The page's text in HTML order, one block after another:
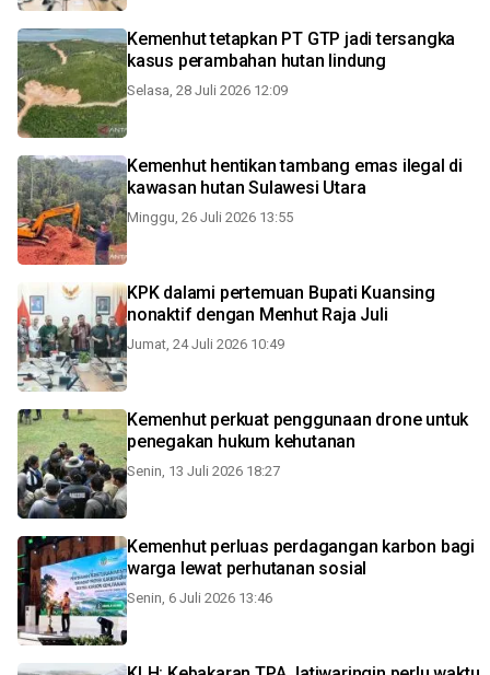
Kemenhut tetapkan PT GTP jadi tersangka
kasus perambahan hutan lindung
Selasa, 28 Juli 2026 12:09
Kemenhut hentikan tambang emas ilegal di
kawasan hutan Sulawesi Utara
Minggu, 26 Juli 2026 13:55
KPK dalami pertemuan Bupati Kuansing
nonaktif dengan Menhut Raja Juli
Jumat, 24 Juli 2026 10:49
Kemenhut perkuat penggunaan drone untuk
penegakan hukum kehutanan
Senin, 13 Juli 2026 18:27
Kemenhut perluas perdagangan karbon bagi
warga lewat perhutanan sosial
Senin, 6 Juli 2026 13:46